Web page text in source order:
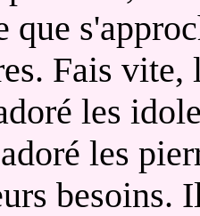
que
Fais
les
les
besoins.